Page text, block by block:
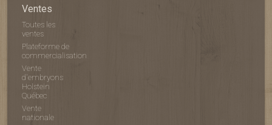
Ventes
Toutes les
ventes
Plateforme de
commercialisation
Vente
d'embryons
Holstein
Québec
Vente
nationale